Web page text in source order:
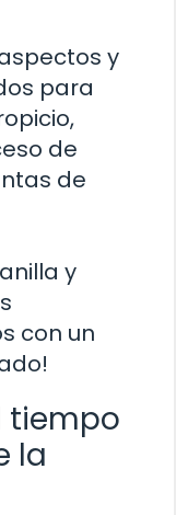
y
para
de
de
y
con un
tiempo
la